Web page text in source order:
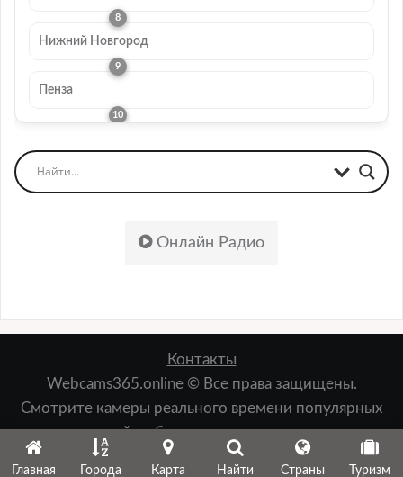
Нижний Новгород
Пенза
Онлайн Радио
Контакты
Webcams365.online © Все права защищены.
Смотрите камеры реального времени популярных
мест: пляжей, набережных, лыжных курортов,
зданий, природы и т.д.
Главная Города Карта Найти Страны Туризм